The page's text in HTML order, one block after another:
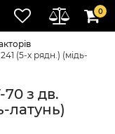
0
(5-х рядн.) (мідь-
з дв.
латунь)